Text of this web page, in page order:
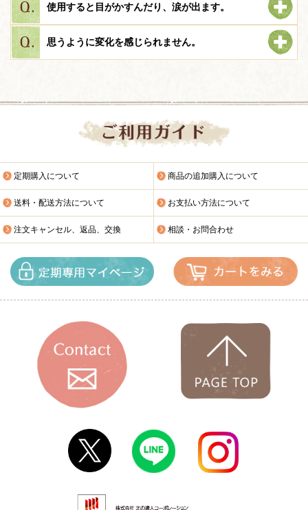
使用すると目がかすんだり、涙が出ます。
思うように変化を感じられません。
定期購入について 商品の追加購入について
送料・配送方法について お支払い方法について
注文キャンセル、返品、交換 相談・お問合わせ